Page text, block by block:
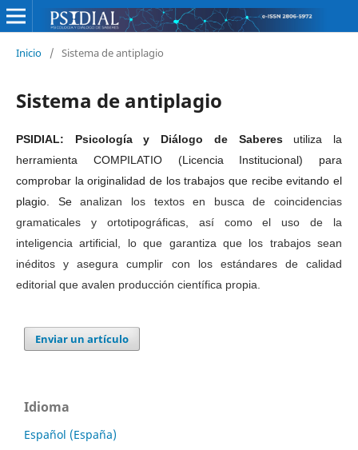
Inicio / Sistema de antiplagio
Sistema de antiplagio
PSIDIAL: Psicología y Diálogo de Saberesutiliza la
herramienta COMPILATIO (Licencia Institucional) para
comprobar la originalidad de los trabajos que recibe evitando el
plagio. Seanalizan los textos en busca de coincidencias
gramaticales y ortotipográficas, así como el uso de la
inteligencia artificial, lo que garantiza que los trabajos sean
inéditos y asegura cumplir con los estándares de calidad
editorial que avalen producción científica propia.
Enviar un artículo
Idioma
Español (España)